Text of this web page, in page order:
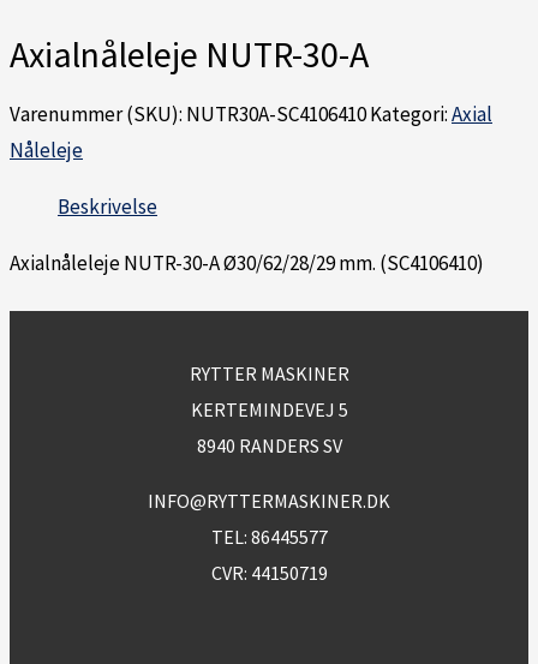
Axialnåleleje NUTR-30-A
Varenummer (SKU): NUTR30A-SC4106410Kategori:Axial
Nåleleje
Beskrivelse
Axialnåleleje NUTR-30-A Ø30/62/28/29 mm. (SC4106410)
RYTTER MASKINER
KERTEMINDEVEJ 5
8940 RANDERS SV
INFO@RYTTERMASKINER.DK
TEL: 86445577
CVR: 44150719